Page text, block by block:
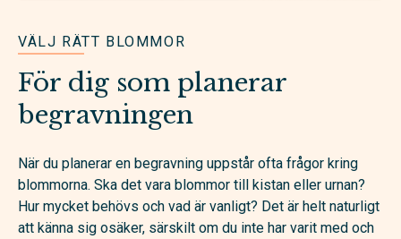
VÄLJ RÄTT BLOMMOR
För dig som planerar
begravningen
När du planerar en begravning uppstår ofta frågor kring
blommorna. Ska det vara blommor till kistan eller urnan?
Hur mycket behövs och vad är vanligt? Det är helt naturligt
att känna sig osäker, särskilt om du inte har varit med och